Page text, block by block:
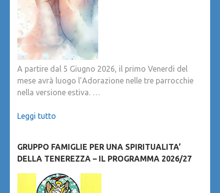
A partire dal 5 Giugno 2026, il primo Venerdi del
mese avrà luogo l’Adorazione nelle tre parrocchie
nella versione estiva. …
Leggi tutto
GRUPPO FAMIGLIE PER UNA SPIRITUALITA’
DELLA TENEREZZA – IL PROGRAMMA 2026/27